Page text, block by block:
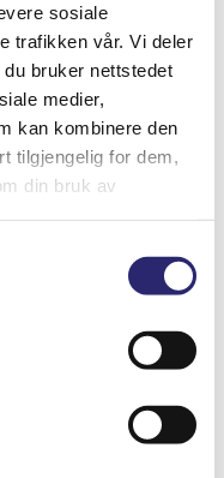
sosiale
trafikken vår. Vi deler
bruker nettstedet
medier,
kan kombinere den
tilgjengelig for dem,
din bruk av